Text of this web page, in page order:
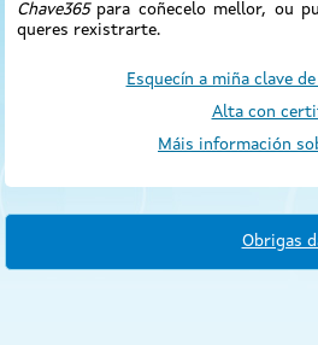
Chave365para coñecelo mellor, ou
queres rexistrarte.
Esquecín a miña clave
Alta con
Máis información
Obrigas